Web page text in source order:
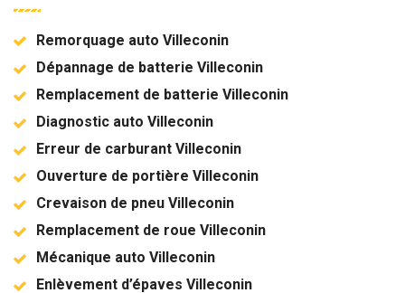
Remorquage auto Villeconin
Dépannage de batterie Villeconin
Remplacement de batterie Villeconin
Diagnostic auto Villeconin
Erreur de carburant Villeconin
Ouverture de portière Villeconin
Crevaison de pneu Villeconin
Remplacement de roue Villeconin
Mécanique auto Villeconin
Enlèvement d’épaves Villeconin